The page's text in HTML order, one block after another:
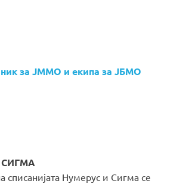
за ЈММО и екипа за ЈБМО
СИГМА
списанијата Нумерус и Сигма се